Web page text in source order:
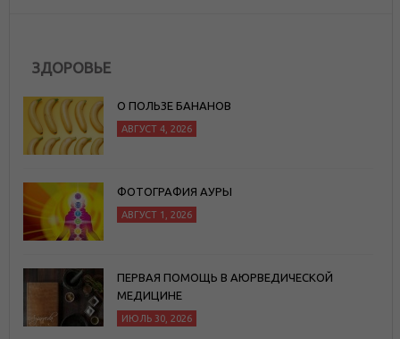
ЗДОРОВЬЕ
О ПОЛЬЗЕ БАНАНОВ
АВГУСТ 4, 2026
ФОТОГРАФИЯ АУРЫ
АВГУСТ 1, 2026
ПЕРВАЯ ПОМОЩЬ В АЮРВЕДИЧЕСКОЙ
МЕДИЦИНЕ
ИЮЛЬ 30, 2026